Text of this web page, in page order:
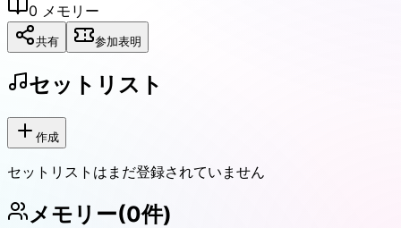
0 メモリー
共有 参加表明
セットリスト
作成
セットリストはまだ登録されていません
メモリー(0件)